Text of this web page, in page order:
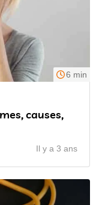
6 min
causes,
Il y a 3 ans